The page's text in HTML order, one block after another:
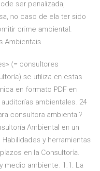
ser penalizada,
no caso de ela ter sido
crime ambiental.
Ambientais
(= consultores
se utiliza en estas
en formato PDF en
ambientales. 24
consultora ambiental?
Ambiental en un
y herramientas
en la Consultoría.
medio ambiente. 1.1. La